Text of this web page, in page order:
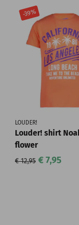
-39%
LOUDER!
Louder! shirt
flower
€ 12,95 € 7,95